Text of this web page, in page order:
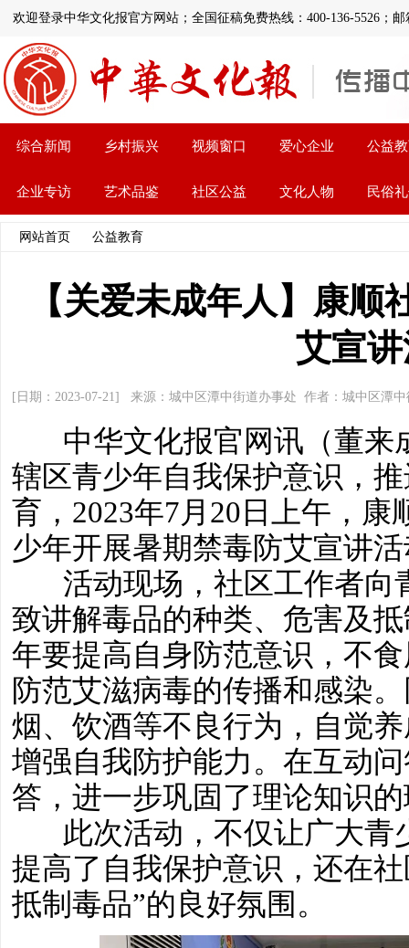
欢迎登录中华文化报官方网站；全国征稿免费热线：400-136-5526；邮
综合新闻 乡村振兴 视频窗口 爱心企业 公益
企业专访 艺术品鉴 社区公益 文化人物 民俗
网站首页 公益教育
【关爱未成年人】康
艾宣
[日期：2023-07-21] 来源：城中区潭中街道办事处 作者：城中区潭
中华文化报官网讯（董来
辖区青少年自我保护意识，
育，2023年7月20日上午，
少年开展暑期禁毒防艾宣讲
活动现场，社区工作者向
致讲解毒品的种类、危害及
年要提高自身防范意识，不
防范艾滋病毒的传播和感染
烟、饮酒等不良行为，自觉
增强自我防护能力。在互动
答，进一步巩固了理论知识
此次活动，不仅让广大青
提高了自我保护意识，还在
抵制毒品”的良好氛围。